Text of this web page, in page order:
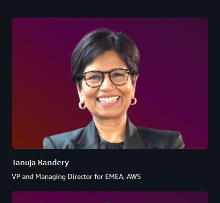
Tanuja Randery
VP and Managing Director for EMEA, AWS